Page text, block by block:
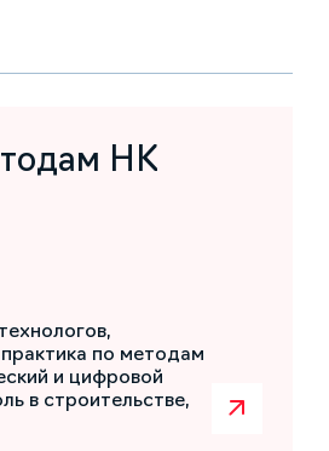
НК
по методам
и цифровой
в строительстве,